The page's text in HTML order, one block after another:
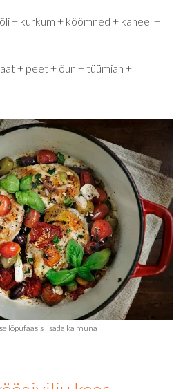
+ kurkum + köömned + kaneel +
+ peet + õun + tüümian +